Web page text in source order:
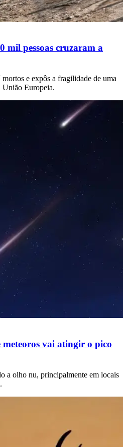
mil pessoas cruzaram a
e expôs a fragilidade de uma
União Europeia.
vai atingir o pico
a olho nu, principalmente em locais